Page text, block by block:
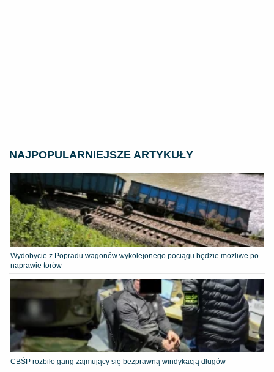
NAJPOPULARNIEJSZE ARTYKUŁY
Wydobycie z Popradu wagonów wykolejonego pociągu będzie możliwe po
naprawie torów
CBŚP rozbiło gang zajmujący się bezprawną windykacją długów